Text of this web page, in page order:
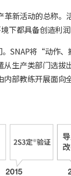
新活动的总称。
下都具备创造利润
。SNAP将“动
生产类部门选
部教练开展面向